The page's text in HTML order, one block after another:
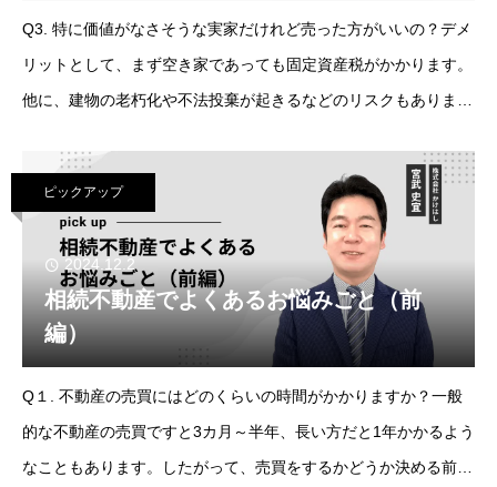
Q3. 特に価値がなさそうな実家だけれど売った方がいいの？デメ
リットとして、まず空き家であっても固定資産税がかかります。
他に、建物の老朽化や不法投棄が起きるなどのリスクもありま
ができないので、空き家になっ
ピックアップ
2024.12.2
相続不動産でよくあるお悩みごと（前
編）
Q１. 不動産の売買にはどのくらいの時間がかかりますか？一般
的な不動産の売買ですと3カ月～半年、長い方だと1年かかるよう
なこともあります。したがって、売買をするかどうか決める前に